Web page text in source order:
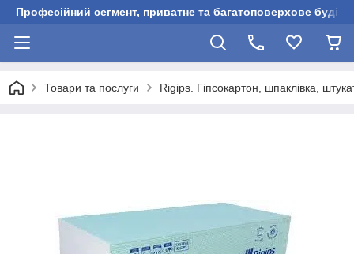
Професійний сегмент, приватне та багатоповерхове
Товари та послуги Rigips. Гіпсокартон, шпаклівка,